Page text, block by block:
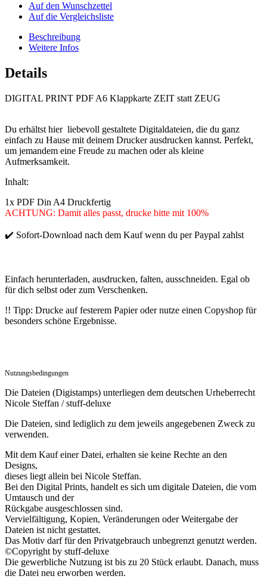
Auf den Wunschzettel
Auf die Vergleichsliste
Beschreibung
Weitere Infos
Details
DIGITAL PRINT PDF A6 Klappkarte ZEIT statt ZEUG
Du erhältst hier liebevoll gestaltete Digitaldateien, die du ganz
einfach zu Hause mit deinem Drucker ausdrucken kannst. Perfekt,
um jemandem eine Freude zu machen oder als kleine
Aufmerksamkeit.
Inhalt:
1x PDF Din A4 Druckfertig
ACHTUNG: Damit alles passt, drucke bitte mit 100%
✔️ Sofort-Download nach dem Kauf wenn du per Paypal zahlst
Einfach herunterladen, ausdrucken, falten, ausschneiden. Egal ob
für dich selbst oder zum Verschenken.
!! Tipp: Drucke auf festerem Papier oder nutze einen Copyshop für
besonders schöne Ergebnisse.
Nutzungsbedingungen
Die Dateien (Digistamps) unterliegen dem deutschen Urheberrecht
Nicole Steffan / stuff-deluxe
Die Dateien, sind lediglich zu dem jeweils angegebenen Zweck zu
verwenden.
Mit dem Kauf einer Datei, erhalten sie keine Rechte an den
Designs,
dieses liegt allein bei Nicole Steffan.
Bei den Digital Prints, handelt es sich um digitale Dateien, die vom
Umtausch und der
Rückgabe ausgeschlossen sind.
Vervielfältigung, Kopien, Veränderungen oder Weitergabe der
Dateien ist nicht gestattet.
Das Motiv darf für den Privatgebrauch unbegrenzt genutzt werden.
©Copyright by stuff-deluxe
Die gewerbliche Nutzung ist bis zu 20 Stück erlaubt. Danach, muss
die Datei neu erworben werden.